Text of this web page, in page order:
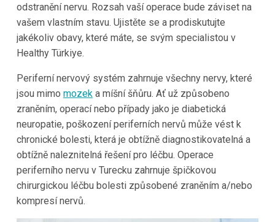
odstranění nervu. Rozsah vaší operace bude záviset na
vašem vlastním stavu. Ujistěte se a prodiskutujte
jakékoliv obavy, které máte, se svým specialistou v
Healthy Türkiye.
Periferní nervový systém zahrnuje všechny nervy, které
jsou mimo mozek a míšní šňůru. Ať už způsobeno
zraněním, operací nebo případy jako je diabetická
neuropatie, poškození periferních nervů může vést k
chronické bolesti, která je obtížně diagnostikovatelná a
obtížně naleznitelná řešení pro léčbu. Operace
periferního nervu v Turecku zahrnuje špičkovou
chirurgickou léčbu bolesti způsobené zraněním a/nebo
kompresí nervů.